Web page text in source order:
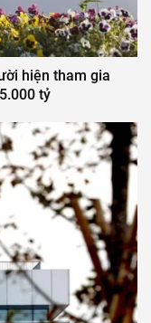
hiện tham gia
tỷ